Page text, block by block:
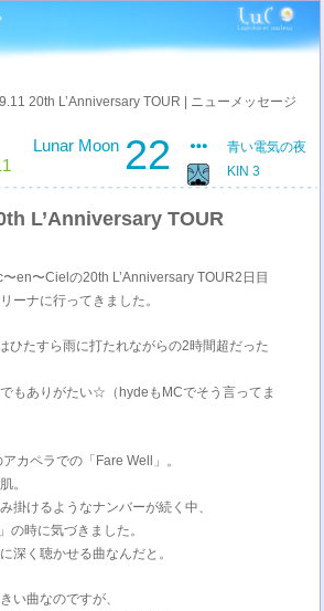
20th L’Anniversary TOUR | ニューメッセージ
Lunar Moon 22
青い電気の夜
KIN 3
L’Anniversary TOUR
〜en〜Cielの20th L’Anniversary TOUR2日目
ーナに行ってきました。
ひたすら雨に打たれながらの2時間超だった
もありがたい☆（hydeもMCでそう言ってま
カペラでの「Fare Well」。
。
掛けるようなナンバーが続く中、
の時に気づきました。
深く聴かせる曲なんだと。
い曲なのですが、